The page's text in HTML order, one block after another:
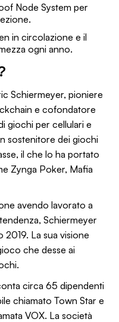
Node System per
in circolazione e il
ogni anno.
Schiermeyer, pioniere
e cofondatore
giochi per cellulari e
sostenitore dei giochi
il che lo ha portato
Zynga Poker, Mafia
avendo lavorato a
Schiermeyer
2019. La sua visione
che desse ai
circa 65 dipendenti
chiamato Town Star e
VOX. La società